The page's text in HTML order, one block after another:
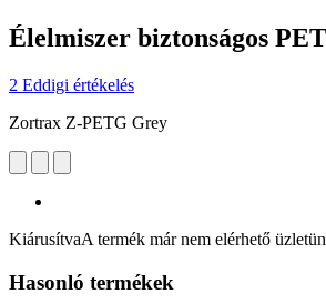
Élelmiszer biztonságos
2 Eddigi értékelés
Zortrax Z-PETG Grey
KiárusítvaA termék már nem elérhető
Hasonló termékek